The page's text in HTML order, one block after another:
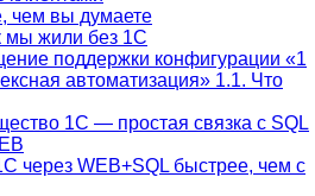
чем вы думаете
мы жили без 1С
поддержки конфигурации «1
автоматизация» 1.1. Что
1С — простая связка с SQL
через WEB+SQL быстрее, чем с